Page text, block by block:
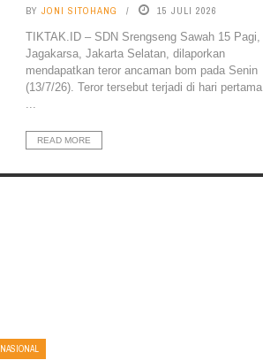
BY JONI SITOHANG 15 JULI 2026
TIKTAK.ID – SDN Srengseng Sawah 15 Pagi,
Jagakarsa, Jakarta Selatan, dilaporkan
mendapatkan teror ancaman bom pada Senin
(13/7/26). Teror tersebut terjadi di hari pertama
...
READ MORE
NASIONAL